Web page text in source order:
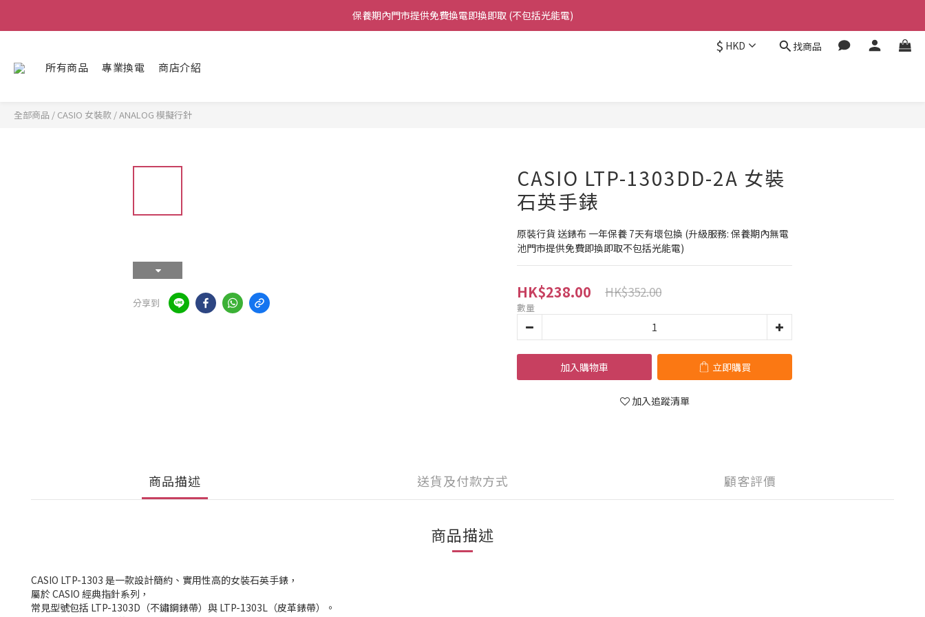
凡購買任何產品滿$500免運費（香港/澳門）
保養期內門市提供免費換電即換即取 (不包括光能電)
$ HKD 找商品
所有商品 專業換電 商店介紹
全部商品 / CASIO 女裝款 /ANALOG 模擬行針
分享到
CASIO LTP-1303DD-2A 女裝
石英手錶
原裝行貨 送錶布 一年保養 7天有壞包換 (升級服務: 保養期內無電
池門市提供免費即換即取不包括光能電)
HK$238.00 HK$352.00
數量
加入購物車 立即購買
加入追蹤清單
商品描述 送貨及付款方式 顧客評價
商品描述
CASIO LTP-1303 是一款設計簡約、實用性高的女裝石英手錶，
屬於 CASIO 經典指針系列，
常見型號包括 LTP-1303D（不鏽鋼錶帶）與 LTP-1303L（皮革錶帶）。